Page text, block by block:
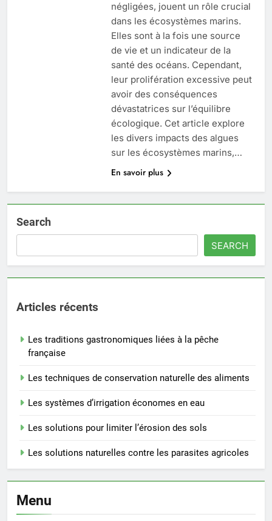
négligées, jouent un rôle crucial
dans les écosystèmes marins.
Elles sont à la fois une source
de vie et un indicateur de la
santé des océans. Cependant,
leur prolifération excessive peut
avoir des conséquences
dévastatrices sur l’équilibre
écologique. Cet article explore
les divers impacts des algues
sur les écosystèmes marins,…
En savoir plus
Search
SEARCH
Articles récents
Les traditions gastronomiques liées à la pêche
française
Les techniques de conservation naturelle des aliments
Les systèmes d’irrigation économes en eau
Les solutions pour limiter l’érosion des sols
Les solutions naturelles contre les parasites agricoles
Menu